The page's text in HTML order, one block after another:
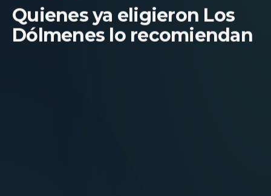
Quienes ya eligieron Los
Dólmenes lo recomiendan